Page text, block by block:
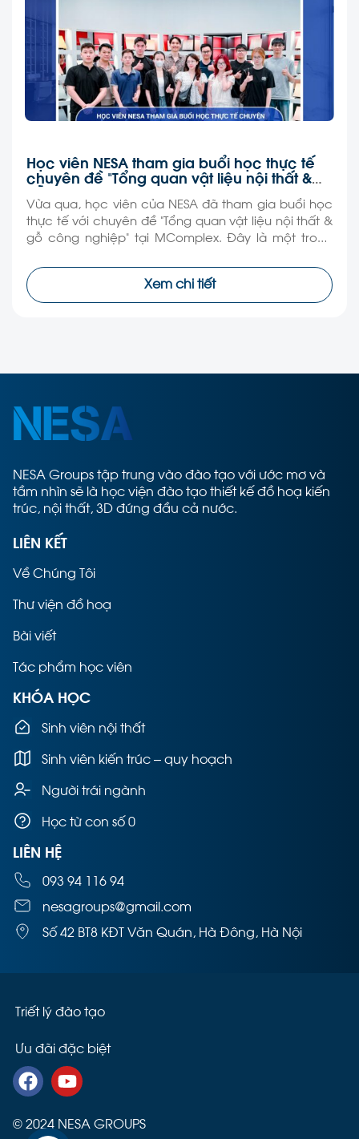
Học viên NESA tham gia buổi học thực tế
chuyên đề “Tổng quan vật liệu nội thất &
gỗ công nghiệp”
Vừa qua, học viên của NESA đã tham gia buổi học
thực tế với chuyên đề “Tổng quan vật liệu nội thất &
gỗ công nghiệp” tại MComplex. Đây là một trong
thực hành, giúp học viên tiếp cận kiến thức theo
hướng trực quan và […]Xem chi tiết
NESA Groups tập trung vào đào tạo với ước mơ và
tầm nhìn sẽ là học viện đào tạo thiết kế đồ hoạ kiến
trúc, nội thất, 3D đứng đầu cả nước.
LIÊN KẾT
Về Chúng Tôi
Thư viện đồ hoạ
Bài viết
Tác phẩm học viên
KHÓA HỌC
Sinh viên nội thất
Sinh viên kiến trúc – quy hoạch
Người trái ngành
Học từ con số 0
LIÊN HỆ
093 94 116 94
nesagroups@gmail.com
Số 42 BT8 KĐT Văn Quán, Hà Đông, Hà Nội
Triết lý đào tạo
Ưu đãi đặc biệt
© 2024 NESA GROUPS